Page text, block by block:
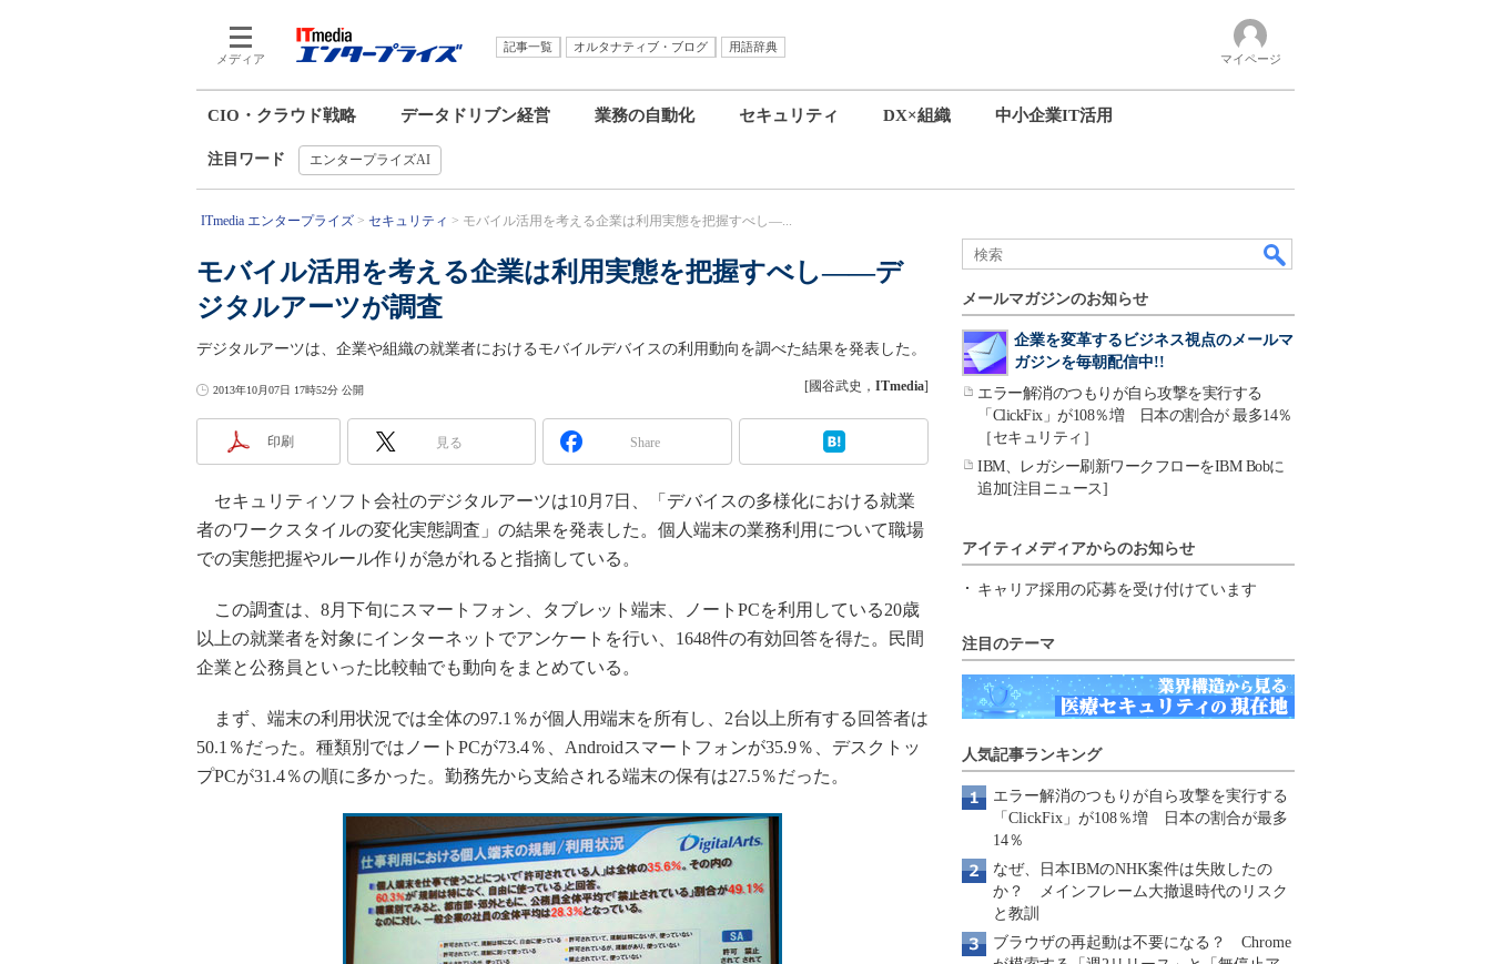
メディア
記事一覧 オルタナティブ・ブログ
用語辞典
マイページ
CIO・クラウド戦略 データドリブン経営 業務の自動化 セキュリティ DX×組織 中小企業IT活用
注目ワード エンタープライズAI
ITmedia エンタープライズ セキュリティ モバイル活用を考える企業は利用実態を把握すべし―...
モバイル活用を考える企業は利用実態を把握すべし――デ
ジタルアーツが調査
デジタルアーツは、企業や組織の就業者におけるモバイルデバイスの利用動向を調べた結果を発表した。
2013年10月07日 17時52分 公開 [國谷武史， ITmedia]
印刷 見る Share
セキュリティソフト会社のデジタルアーツは10月7日、「デバイスの多様化における就業
者のワークスタイルの変化実態調査」の結果を発表した。個人端末の業務利用について職場
での実態把握やルール作りが急がれると指摘している。
この調査は、8月下旬にスマートフォン、タブレット端末、ノートPCを利用している20歳
以上の就業者を対象にインターネットでアンケートを行い、1648件の有効回答を得た。民間
企業と公務員といった比較軸でも動向をまとめている。
まず、端末の利用状況では全体の97.1％が個人用端末を所有し、2台以上所有する回答者は
50.1％だった。種類別ではノートPCが73.4％、Androidスマートフォンが35.9％、デスクトッ
プPCが31.4％の順に多かった。勤務先から支給される端末の保有は27.5％だった。
メールマガジンのお知らせ
企業を変革するビジネス視点のメールマ
ガジンを毎朝配信中!!
エラー解消のつもりが自ら攻撃を実行する
「ClickFix」が108％増 日本の割合が 最多14％
［セキュリティ］
IBM、レガシー刷新ワークフローをIBM Bobに
追加[注目ニュース]
アイティメディアからのお知らせ
キャリア採用の応募を受け付けています
注目のテーマ
人気記事ランキング
エラー解消のつもりが自ら攻撃を実行する
「ClickFix」が108％増 日本の割合が最多
14％
なぜ、日本IBMのNHK案件は失敗したの
か？ メインフレーム大撤退時代のリスク
と教訓
ブラウザの再起動は不要になる？ Chrome